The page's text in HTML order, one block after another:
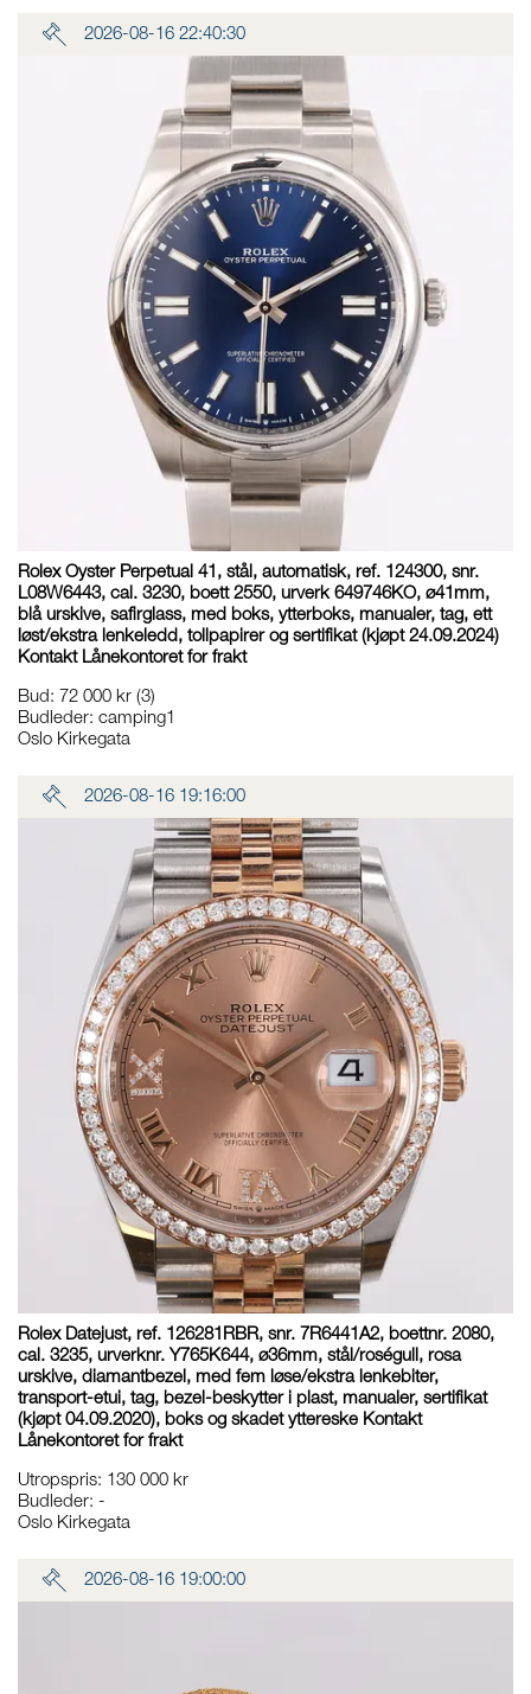
2026-08-16 22:40:30
Rolex Oyster Perpetual 41, stål, automatisk, ref. 124300, snr.
L08W6443, cal. 3230, boett 2550, urverk 649746KO, ø41mm,
blå urskive, safirglass, med boks, ytterboks, manualer, tag, ett
løst/ekstra lenkeledd, tollpapirer og sertifikat (kjøpt 24.09.2024)
Kontakt Lånekontoret for frakt
Bud: 72 000 kr (3)
Budleder: camping1
Oslo Kirkegata
2026-08-16 19:16:00
Rolex Datejust, ref. 126281RBR, snr. 7R6441A2, boettnr. 2080,
cal. 3235, urverknr. Y765K644, ø36mm, stål/roségull, rosa
urskive, diamantbezel, med fem løse/ekstra lenkebiter,
transport-etui, tag, bezel-beskytter i plast, manualer, sertifikat
(kjøpt 04.09.2020), boks og skadet yttereske Kontakt
Lånekontoret for frakt
Utropspris: 130 000 kr
Budleder: -
Oslo Kirkegata
2026-08-16 19:00:00